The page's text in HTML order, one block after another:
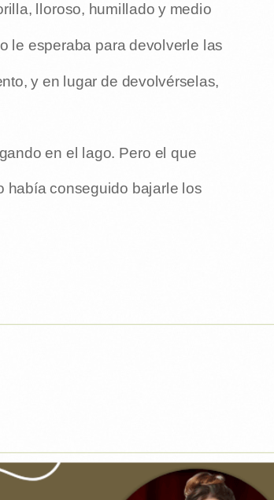
lloroso, humillado y medio
le esperaba para devolverle las
y en lugar de devolvérselas,
en el lago. Pero el que
había conseguido bajarle los